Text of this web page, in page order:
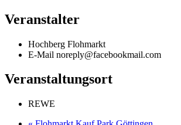
Veranstalter
Hochberg Flohmarkt
E-Mail noreply@facebookmail.com
Veranstaltungsort
REWE